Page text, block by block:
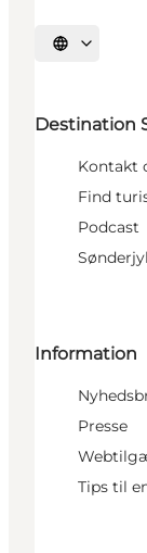
Vælg sprog
Destination
Kontakt
Find
Podcast
Information
Presse
Tips til